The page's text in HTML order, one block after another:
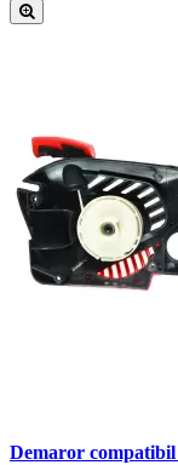
Demaror compatibil